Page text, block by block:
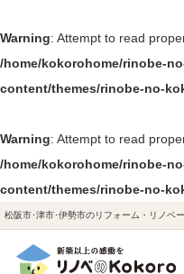
Warning: Attempt to read
/home/kokorohome/rinobe-
content/themes/rinobe-no-
Warning: Attempt to read
/home/kokorohome/rinobe-
content/themes/rinobe-no-
松阪市･津市･伊勢市のリフォーム・リノベ